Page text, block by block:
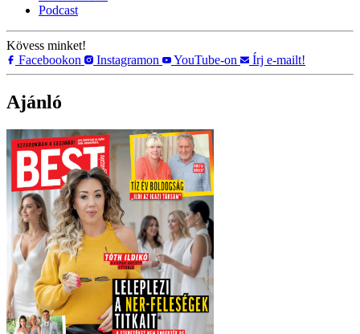
Podcast
Kövess minket!
Facebookon
Instagramon YouTube-on Írj e-mailt!
Ajánló